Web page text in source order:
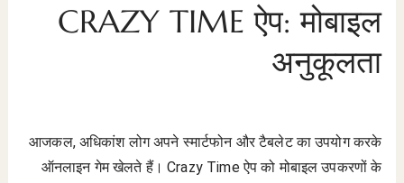
CRAZY TIME ऐप: मोबाइल
अनुकूलता
आजकल, अधिकांश लोग अपने स्मार्टफोन और टैबलेट का उपयोग करके
ऑनलाइन गेम खेलते हैं। Crazy Time ऐप को मोबाइल उपकरणों के